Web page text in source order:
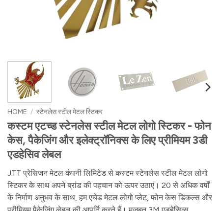
HOME / स्टेनलेस स्टील मेटल स्टिकर
कस्टम एटच्ड स्टेनलेस स्टील मेटल लोगो स्टिकर - फोन
केस, पैकेजिंग और इलेक्ट्रॉनिक्स के लिए प्रीमियम 3डी
एडहेसिव लेबल
JTT प्रेसिजन मेटल कंपनी लिमिटेड से कस्टम स्टेनलेस स्टील मेटल लोगो
स्टिकर के साथ अपने ब्रांड की पहचान को ऊपर उठाएं। 20 से अधिक वर्षों
के निर्माण अनुभव के साथ, हम एचेड मेटल लोगो प्लेट, फोन केस डिकल्स और